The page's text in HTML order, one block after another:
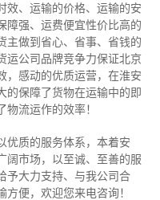
效、运输的价格、运输的安
障强、运费便宜性价比高的
主做到省心、省事、省钱的
运公司品牌竞争力保证北京
，感动的优质运营，在淮安
的保障了货物在运输中的即
流运作的效率！
优质的服务体系，本着安
阔市场，以至诚、至善的服
予大力支持、与我公司合
便，欢迎您来电咨询！